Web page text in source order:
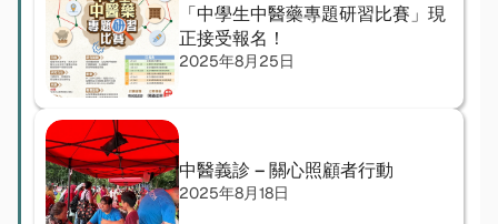
「中學生中醫藥專題研習比賽」現
正接受報名！
2025年8月25日
中醫義診 – 關心照顧者行動
2025年8月18日